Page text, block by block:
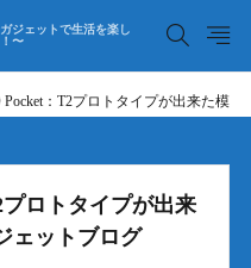
ジェットで生活を楽し
〜
Pocket：T2プロトタイプが出来た模
ロトタイプが出来
ェットブログ